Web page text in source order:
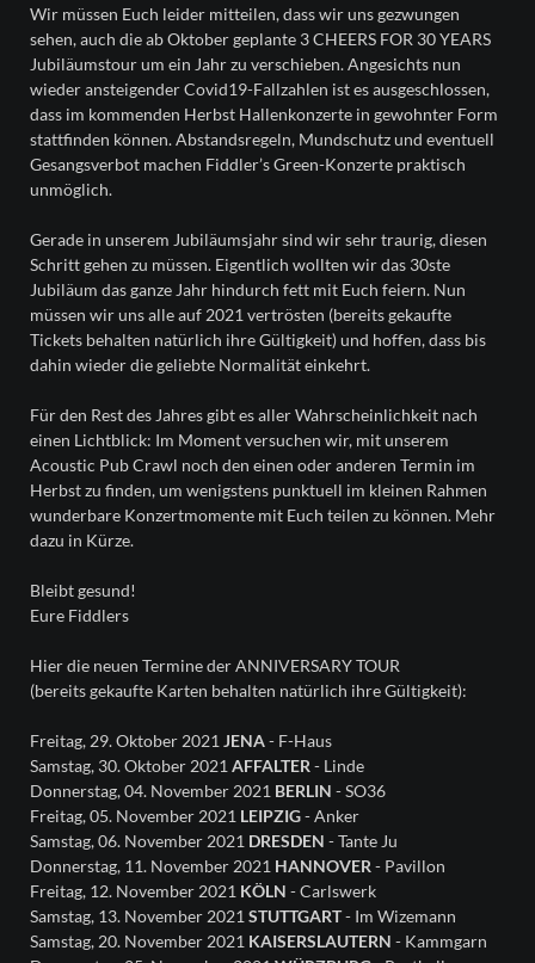
Wir müssen Euch leider mitteilen, dass wir uns gezwungen
sehen, auch die ab Oktober geplante 3 CHEERS FOR 30 YEARS
Jubiläumstour um ein Jahr zu verschieben. Angesichts nun
wieder ansteigender Covid19-Fallzahlen ist es ausgeschlossen,
dass im kommenden Herbst Hallenkonzerte in gewohnter Form
stattfinden können. Abstandsregeln, Mundschutz und eventuell
Gesangsverbot machen Fiddler’s Green-Konzerte praktisch
unmöglich.
Gerade in unserem Jubiläumsjahr sind wir sehr traurig, diesen
Schritt gehen zu müssen. Eigentlich wollten wir das 30ste
Jubiläum das ganze Jahr hindurch fett mit Euch feiern. Nun
müssen wir uns alle auf 2021 vertrösten (bereits gekaufte
Tickets behalten natürlich ihre Gültigkeit) und hoffen, dass bis
dahin wieder die geliebte Normalität einkehrt.
Für den Rest des Jahres gibt es aller Wahrscheinlichkeit nach
einen Lichtblick: Im Moment versuchen wir, mit unserem
Acoustic Pub Crawl noch den einen oder anderen Termin im
Herbst zu finden, um wenigstens punktuell im kleinen Rahmen
wunderbare Konzertmomente mit Euch teilen zu können. Mehr
dazu in Kürze.
Bleibt gesund!
Eure Fiddlers
Hier die neuen Termine der ANNIVERSARY TOUR
(bereits gekaufte Karten behalten natürlich ihre Gültigkeit):
Freitag, 29. Oktober 2021 JENA- F-Haus
Samstag, 30. Oktober 2021 AFFALTER - Linde
Donnerstag, 04. November 2021 BERLIN - SO36
Freitag, 05. November 2021 LEIPZIG- Anker
Samstag, 06. November 2021 DRESDEN - Tante Ju
Donnerstag, 11. November 2021 HANNOVER - Pavillon
Freitag, 12. November 2021 KÖLN - Carlswerk
Samstag, 13. November 2021 STUTTGART- Im Wizemann
Samstag, 20. November 2021 KAISERSLAUTERN - Kammgarn